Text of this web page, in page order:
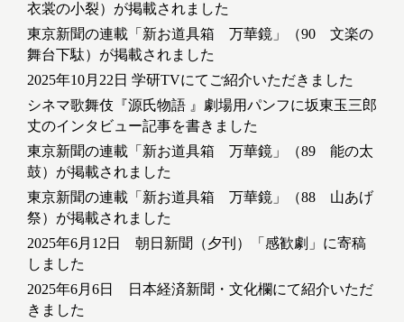
衣裳の小裂）が掲載されました
東京新聞の連載「新お道具箱 万華鏡」（90 文楽の
舞台下駄）が掲載されました
2025年10月22日 学研TVにてご紹介いただきました
シネマ歌舞伎『源氏物語 』劇場用パンフに坂東玉三郎
丈のインタビュー記事を書きました
東京新聞の連載「新お道具箱 万華鏡」（89 能の太
鼓）が掲載されました
東京新聞の連載「新お道具箱 万華鏡」（88 山あげ
祭）が掲載されました
2025年6月12日 朝日新聞（夕刊）「感歓劇」に寄稿
しました
2025年6月6日 日本経済新聞・文化欄にて紹介いただ
きました